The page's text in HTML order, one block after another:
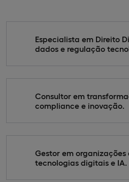
Especialista em Direito
dados e regulação
Consultor em
compliance e inovação.
Gestor em
tecnologias digitais e IA.